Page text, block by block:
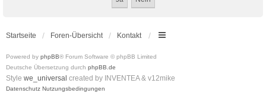
Startseite Foren-Übersicht Kontakt
Powered by phpBB® Forum Software © phpBB Limited
Deutsche Übersetzung durch phpBB.de
Style we_universal created by INVENTEA & v12mike
Datenschutz Nutzungsbedingungen